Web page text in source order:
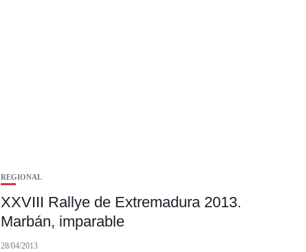
REGIONAL
XXVIII Rallye de Extremadura 2013.
Marbán, imparable
28/04/2013